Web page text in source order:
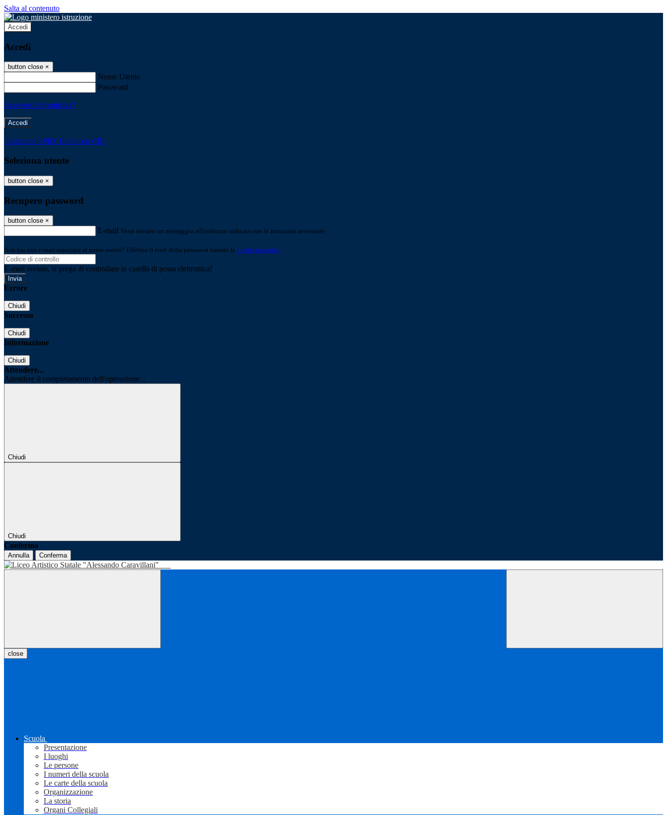
Salta al contenuto
Accedi
Accedi
button close ×
Nome Utente
Password
Password dimenticata?
-
Entra con SPID Entra con CIE
Seleziona utente
button close ×
Recupero password
button close ×
E-mail Verrà inviato un messaggio all'indirizzo indicato con le istruzioni necessarie.
Non hai una e-mail associata al nome utente? Effettua il reset della password tramite la Login Spaggiari
E-mail inviata, si prega di controllare la casella di posta elettronica!
Errore
Chiudi
Successo
Chiudi
Informazione
Chiudi
Attendere...
Attendere il completamento dell'operazione...
Chiudi
Chiudi
Conferma
Annulla Conferma
close
Scuola
Presentazione
I luoghi
Le persone
I numeri della scuola
Le carte della scuola
Organizzazione
La storia
Organi Collegiali